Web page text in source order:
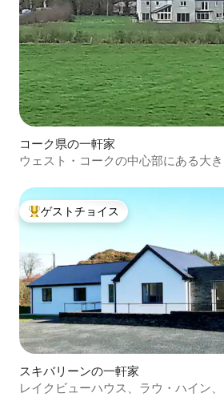
コーク県の一軒家
ウェスト・コークの中心部にある大
大好評のゲストチョイスです。
ゲストチョイス
スキバリーンの一軒家
レイクビューハウス、ラウ・ハイン